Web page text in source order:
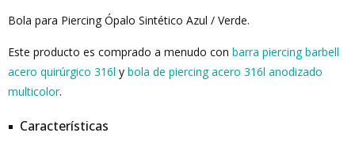
Bola para Piercing Ópalo Sintético Azul / Verde.
Este producto es comprado a menudo con barra piercing barbell
acero quirúrgico 316l y bola de piercing acero 316l anodizado
multicolor.
Características